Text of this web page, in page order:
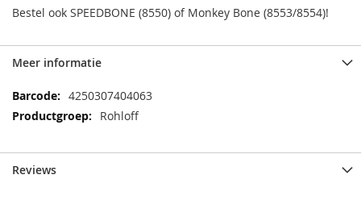
Bestel ook SPEEDBONE (8550) of Monkey Bone (8553/8554)!
Meer informatie
Meer
informatie
4250307404063
Rohloff
Reviews